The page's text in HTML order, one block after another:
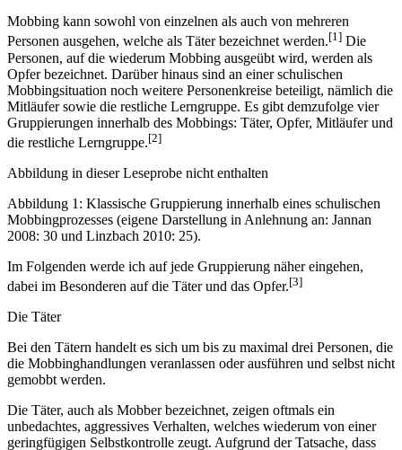
Mobbing kann sowohl von einzelnen als auch von mehreren
Personen ausgehen, welche als Täter bezeichnet werden.[1] Die
Personen, auf die wiederum Mobbing ausgeübt wird, werden als
Opfer bezeichnet. Darüber hinaus sind an einer schulischen
Mobbingsituation noch weitere Personenkreise beteiligt, nämlich die
Mitläufer sowie die restliche Lerngruppe. Es gibt demzufolge vier
Gruppierungen innerhalb des Mobbings: Täter, Opfer, Mitläufer und
die restliche Lerngruppe.[2]
Abbildung in dieser Leseprobe nicht enthalten
Abbildung 1: Klassische Gruppierung innerhalb eines schulischen
Mobbingprozesses (eigene Darstellung in Anlehnung an: Jannan
2008: 30 und Linzbach 2010: 25).
Im Folgenden werde ich auf jede Gruppierung näher eingehen,
dabei im Besonderen auf die Täter und das Opfer.[3]
Die Täter
Bei den Tätern handelt es sich um bis zu maximal drei Personen, die
die Mobbinghandlungen veranlassen oder ausführen und selbst nicht
gemobbt werden.
Die Täter, auch als Mobber bezeichnet, zeigen oftmals ein
unbedachtes, aggressives Verhalten, welches wiederum von einer
geringfügigen Selbstkontrolle zeugt. Aufgrund der Tatsache, dass